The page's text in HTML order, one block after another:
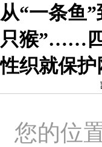
从“一条鱼
只猴”……
性织就保护
您的位